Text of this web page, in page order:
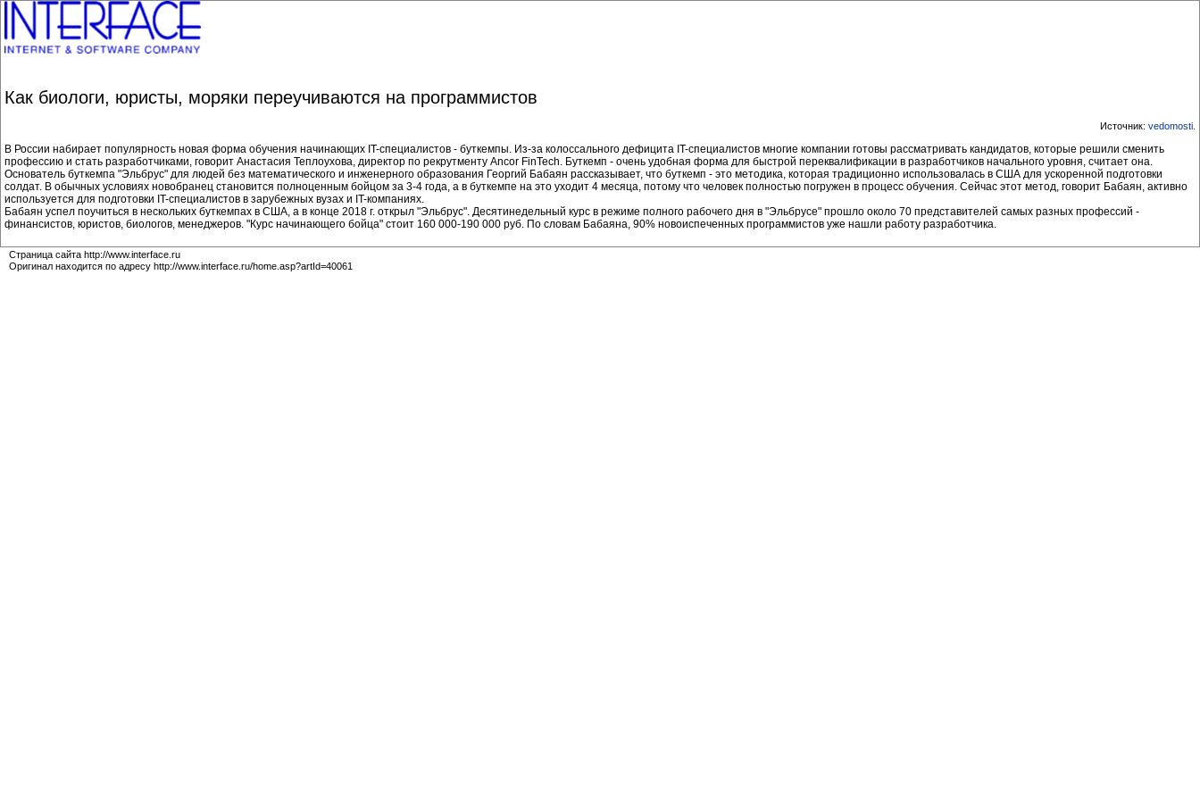
Как биологи, юристы, моряки переучиваются на программистов
Источник: vedomosti
В России набирает популярность новая форма обучения начинающих IT-специалистов - буткемпы. Из-за колоссального дефицита IT-специалистов многие компании готовы рассматривать кандидатов, которые решили сменить
профессию и стать разработчиками, говорит Анастасия Теплоухова, директор по рекрутменту Ancor FinTech. Буткемп - очень удобная форма для быстрой переквалификации в разработчиков начального уровня, считает она.
Основатель буткемпа "Эльбрус" для людей без математического и инженерного образования Георгий Бабаян рассказывает, что буткемп - это методика, которая традиционно использовалась в США для ускоренной подготовки
солдат. В обычных условиях новобранец становится полноценным бойцом за 3-4 года, а в буткемпе на это уходит 4 месяца, потому что человек полностью погружен в процесс обучения. Сейчас этот метод, говорит Бабаян, активно
используется для подготовки IT-специалистов в зарубежных вузах и IT-компаниях.
Бабаян успел поучиться в нескольких буткемпах в США, а в конце 2018 г. открыл "Эльбрус". Десятинедельный курс в режиме полного рабочего дня в "Эльбрусе" прошло около 70 представителей самых разных профессий -
финансистов, юристов, биологов, менеджеров. "Курс начинающего бойца" стоит 160 000-190 000 руб. По словам Бабаяна, 90% новоиспеченных программистов уже нашли работу разработчика.
Страница сайта http://www.interface.ru
Оригинал находится по адресу http://www.interface.ru/home.asp?artId=40061